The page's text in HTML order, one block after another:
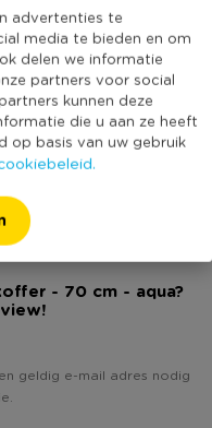
advertenties te
media te bieden en om
delen we informatie
partners voor social
kunnen deze
die u aan ze heeft
op basis van uw gebruik
Blauw
50
Adventure Bags
Ritssluiting
(Nog) geen score
- 70 cm - aqua?
geldig e-mail adres nodig